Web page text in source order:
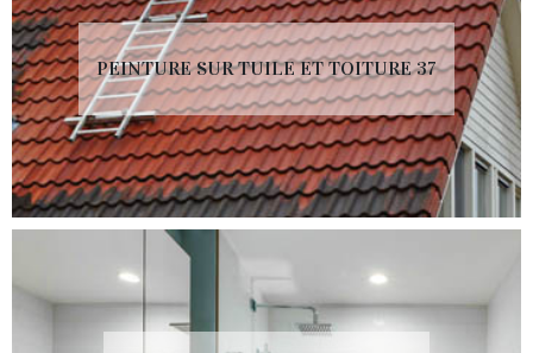
PEINTURE SUR TUILE ET TOITURE 37